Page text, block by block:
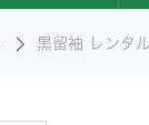
黒留袖 レンタ